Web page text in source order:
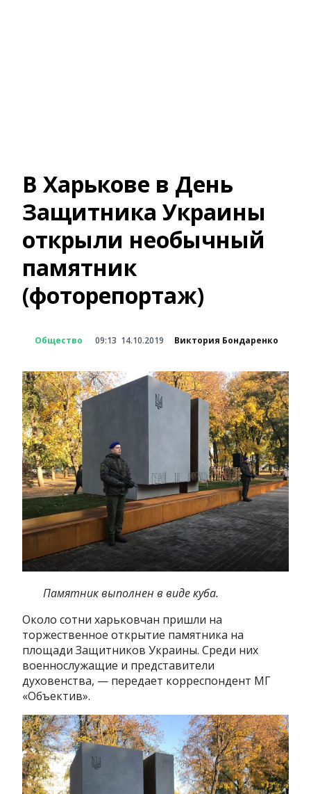
В Харькове в День
Защитника Украины
открыли необычный
памятник
(фоторепортаж)
Общество 09:13 14.10.2019 Виктория Бондаренко
Памятник выполнен в виде куба.
Около сотни харьковчан пришли на
торжественное открытие памятника на
площади Защитников Украины. Среди них
военнослужащие и представители
духовенства, — передает корреспондент МГ
«Объектив».